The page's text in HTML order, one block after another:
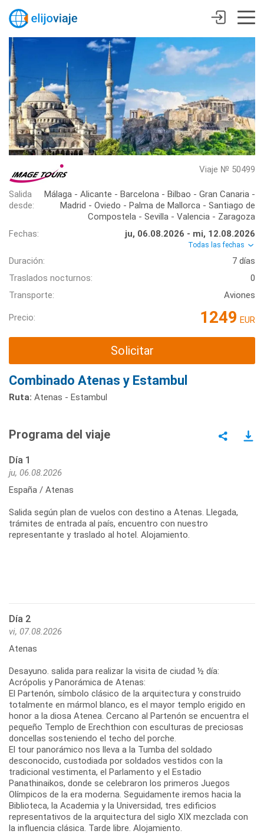
Viaje № 50499
Salida
desde:
Málaga - Alicante - Barcelona - Bilbao - Gran Canaria -
Madrid - Oviedo - Palma de Mallorca - Santiago de
Compostela - Sevilla - Valencia - Zaragoza
Fechas:
ju, 06.08.2026 - mi, 12.08.2026
Todas las fechas
Duración:
7 días
Traslados nocturnos:
0
Transporte:
Aviones
Precio: 1249 EUR
Solicitar
Combinado Atenas y Estambul
Ruta: Atenas - Estambul
Programa del viaje
Día 1
ju, 06.08.2026
España / Atenas
Salida según plan de vuelos con destino a Atenas. Llegada,
trámites de entrada al país, encuentro con nuestro
representante y traslado al hotel. Alojamiento.
Día 2
vi, 07.08.2026
Atenas
Desayuno. salida para realizar la visita de ciudad ½ día:
Acrópolis y Panorámica de Atenas:
El Partenón, símbolo clásico de la arquitectura y construido
totalmente en mármol blanco, es el mayor templo erigido en
honor a la diosa Atenea. Cercano al Partenón se encuentra el
pequeño Templo de Erechthion con esculturas de preciosas
doncellas sosteniendo el techo del porche.
El tour panorámico nos lleva a la Tumba del soldado
desconocido, custodiada por soldados vestidos con la
tradicional vestimenta, el Parlamento y el Estadio
Panathinaikos, donde se celebraron los primeros Juegos
Olímpicos de la era moderna. Seguidamente iremos hacia la
Biblioteca, la Academia y la Universidad, tres edificios
representativos de la arquitectura del siglo XIX mezclada con
la influencia clásica. Tarde libre. Alojamiento.